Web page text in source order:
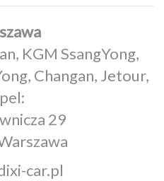
KGM SsangYong,
Changan, Jetour,
29
car.pl